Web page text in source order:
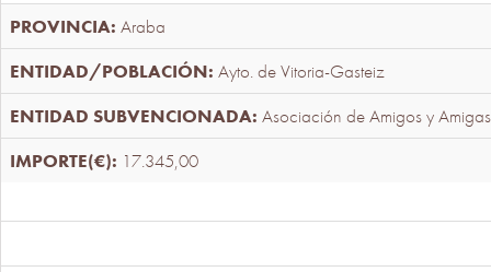
Araba
Ayto. de Vitoria-Gasteiz
Asociación de Amigos y
17.345,00